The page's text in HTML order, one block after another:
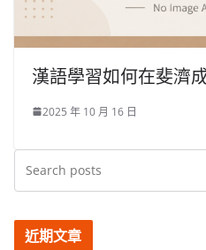
漢語學習如何在斐濟
2025 年 10 月 16 日
近期文章